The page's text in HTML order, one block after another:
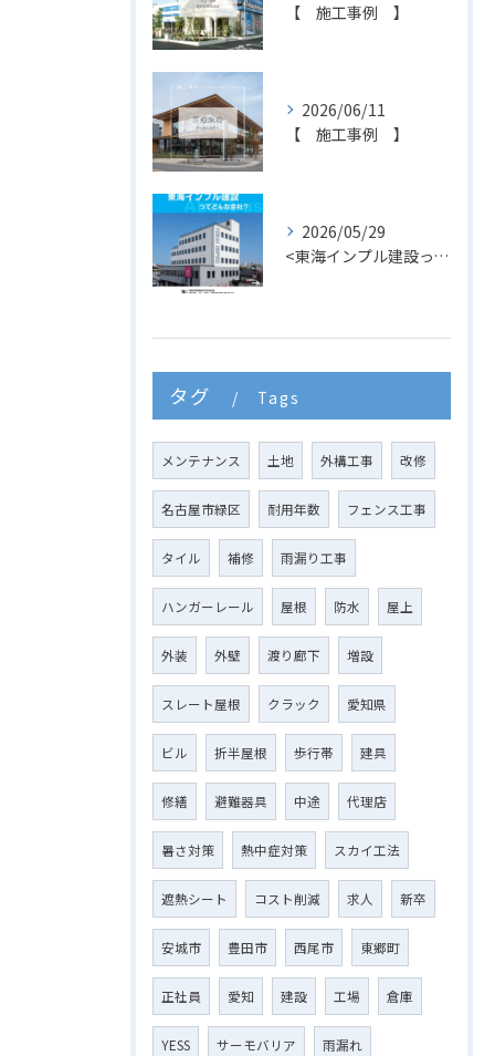
【 施工事例 】
2026/06/11
【 施工事例 】
2026/05/29
<東海インプル建設ってどんな会社？>
タグ Tags
メンテナンス 土地 外構工事 改修
名古屋市緑区 耐用年数 フェンス工事
タイル 補修 雨漏り工事
ハンガーレール 屋根 防水 屋上
外装 外壁 渡り廊下 増設
スレート屋根 クラック 愛知県
ビル 折半屋根 歩行帯 建具
修繕 避難器具 中途 代理店
暑さ対策 熱中症対策 スカイ工法
遮熱シート コスト削減 求人 新卒
安城市 豊田市 西尾市 東郷町
正社員 愛知 建設 工場 倉庫
YESS サーモバリア 雨漏れ